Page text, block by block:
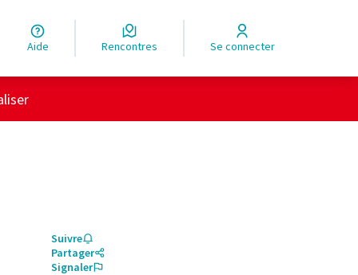
Aide Rencontres Se connecter
Suivre
Partager
Signaler